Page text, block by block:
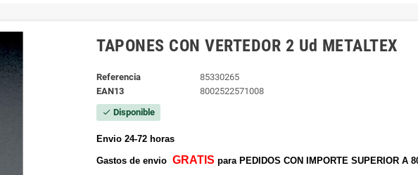
TAPONES CON VERTEDOR 2 Ud METALTEX
Referencia
85330265
EAN13
8002522571008
check Disponible
Envio 24-72 horas
Gastos de envio GRATIS para PEDIDOS CON IMPORTE SUPERIOR A